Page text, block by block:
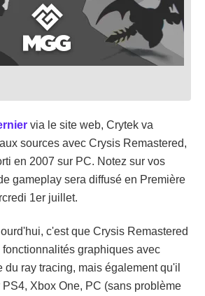
via le site web, Crytek va
sources avec Crysis Remastered,
en 2007 sur PC. Notez sur vos
gameplay sera diffusé en Première
1er juillet.
c'est que Crysis Remastered
graphiques avec
du ray tracing, mais également qu'il
Xbox One, PC (sans problème